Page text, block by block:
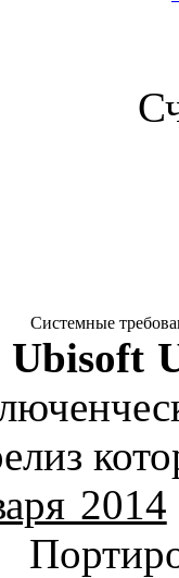
Системные
Ubisoft
2014